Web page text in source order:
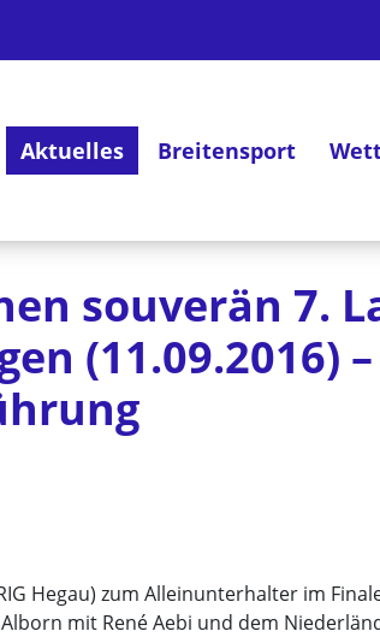
Aktuelles Breitensport
souverän 7.
(11.09.2016)
Hegau) zum Alleinunterhalter im
mit René Aebi und dem